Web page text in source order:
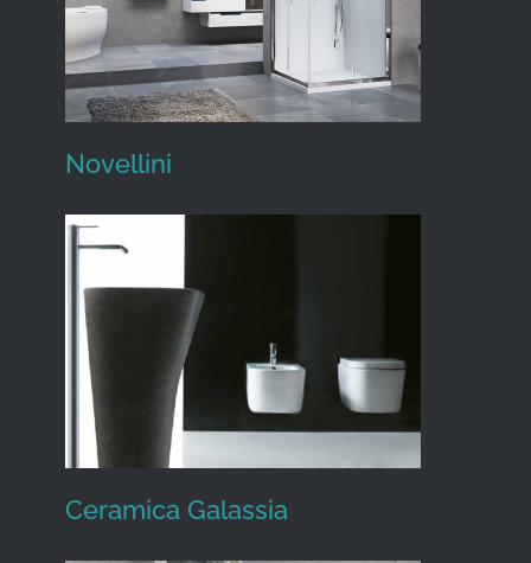
Novellini
Ceramica Galassia